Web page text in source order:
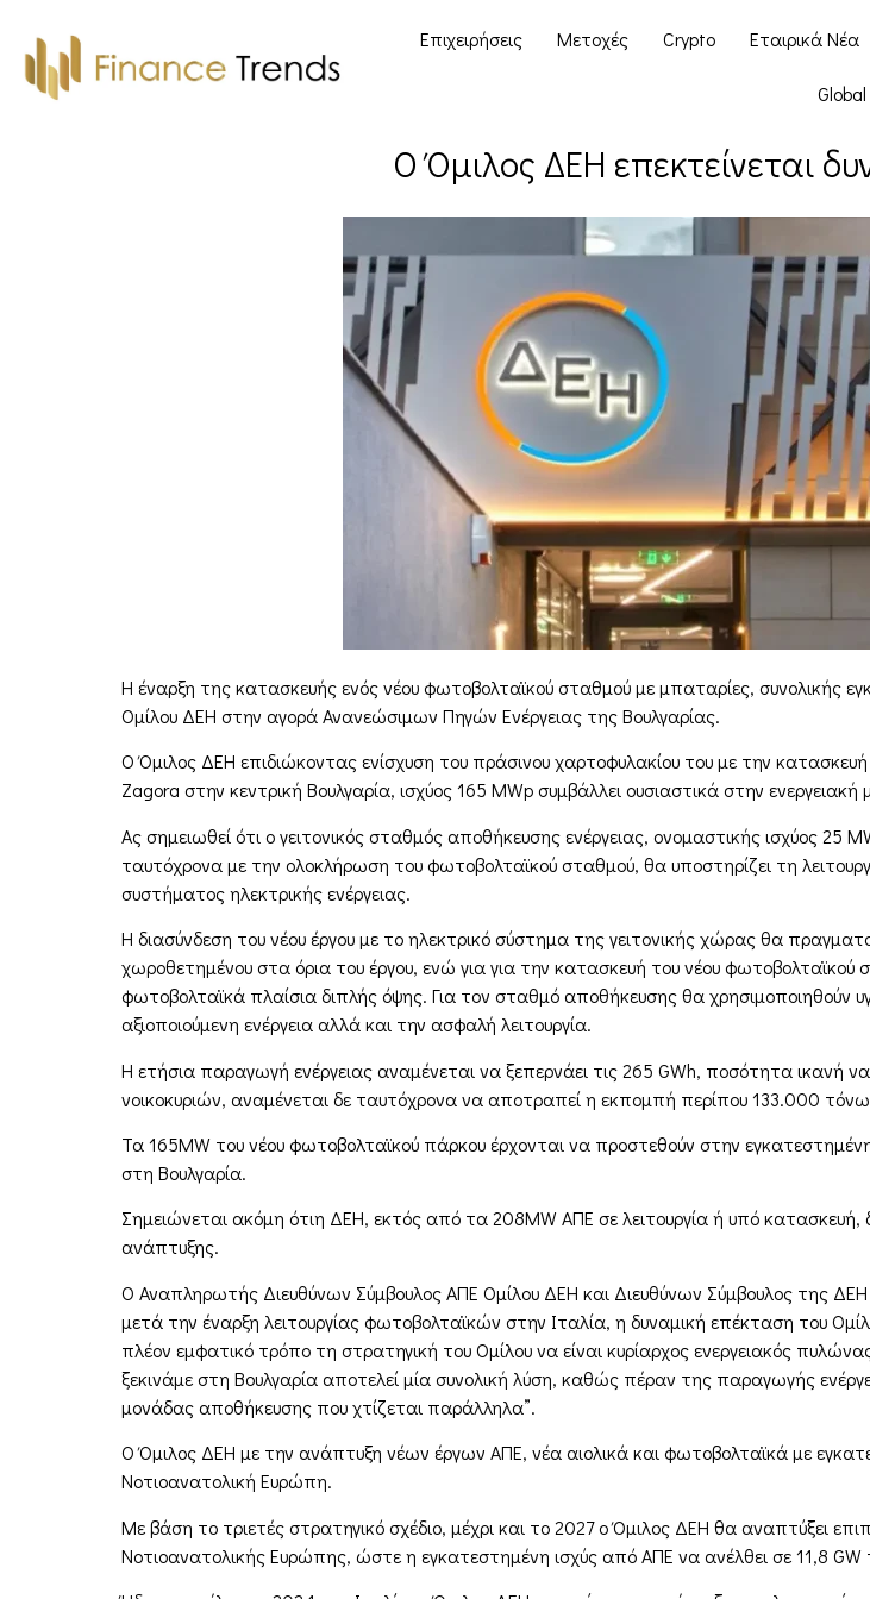
Επιχειρήσεις Μετοχές Crypto Εταιρικά Νέα
Ο Όμιλος ΔΕΗ επεκτείνεται
Η έναρξη της κατασκευής ενός νέου φωτοβολταϊκού σταθμού με μπαταρίες, συνολικής
Ομίλου ΔΕΗ στην αγορά Ανανεώσιμων Πηγών Ενέργειας της Βουλγαρίας.
Ο Όμιλος ΔΕΗ επιδιώκοντας ενίσχυση του πράσινου χαρτοφυλακίου του με την
Zagora στην κεντρική Βουλγαρία, ισχύος 165 MWp συμβάλλει ουσιαστικά στην
Ας σημειωθεί ότι ο γειτονικός σταθμός αποθήκευσης ενέργειας, ονομαστικής ισχύος
ταυτόχρονα με την ολοκλήρωση του φωτοβολταϊκού σταθμού, θα υποστηρίζει τη
συστήματος ηλεκτρικής ενέργειας.
Η διασύνδεση του νέου έργου με το ηλεκτρικό σύστημα της γειτονικής χώρας θα
χωροθετημένου στα όρια του έργου, ενώ για για την κατασκευή του νέου
φωτοβολταϊκά πλαίσια διπλής όψης. Για τον σταθμό αποθήκευσης θα χρησιμοποιηθούν
αξιοποιούμενη ενέργεια αλλά και την ασφαλή λειτουργία.
Η ετήσια παραγωγή ενέργειας αναμένεται να ξεπερνάει τις 265 GWh, ποσότητα ικανή
νοικοκυριών, αναμένεται δε ταυτόχρονα να αποτραπεί η εκπομπή περίπου 133.000
Τα 165MW του νέου φωτοβολταϊκού πάρκου έρχονται να προστεθούν στην
στη Βουλγαρία.
Σημειώνεται ακόμη ότιη ΔΕΗ, εκτός από τα 208MW ΑΠΕ σε λειτουργία ή υπό
ανάπτυξης.
Ο Αναπληρωτής Διευθύνων Σύμβουλος ΑΠΕ Ομίλου ΔΕΗ και Διευθύνων Σύμβουλος της
μετά την έναρξη λειτουργίας φωτοβολταϊκών στην Ιταλία, η δυναμική επέκταση του
πλέον εμφατικό τρόπο τη στρατηγική του Ομίλου να είναι κυρίαρχος ενεργειακός
ξεκινάμε στη Βουλγαρία αποτελεί μία συνολική λύση, καθώς πέραν της παραγωγής
μονάδας αποθήκευσης που χτίζεται παράλληλα”.
Ο Όμιλος ΔΕΗ με την ανάπτυξη νέων έργων ΑΠΕ, νέα αιολικά και φωτοβολταϊκά με
Νοτιοανατολική Ευρώπη.
Με βάση το τριετές στρατηγικό σχέδιο, μέχρι και το 2027 ο Όμιλος ΔΕΗ θα αναπτύξει
Νοτιοανατολικής Ευρώπης, ώστε η εγκατεστημένη ισχύς από ΑΠΕ να ανέλθει σε 11,8 GW